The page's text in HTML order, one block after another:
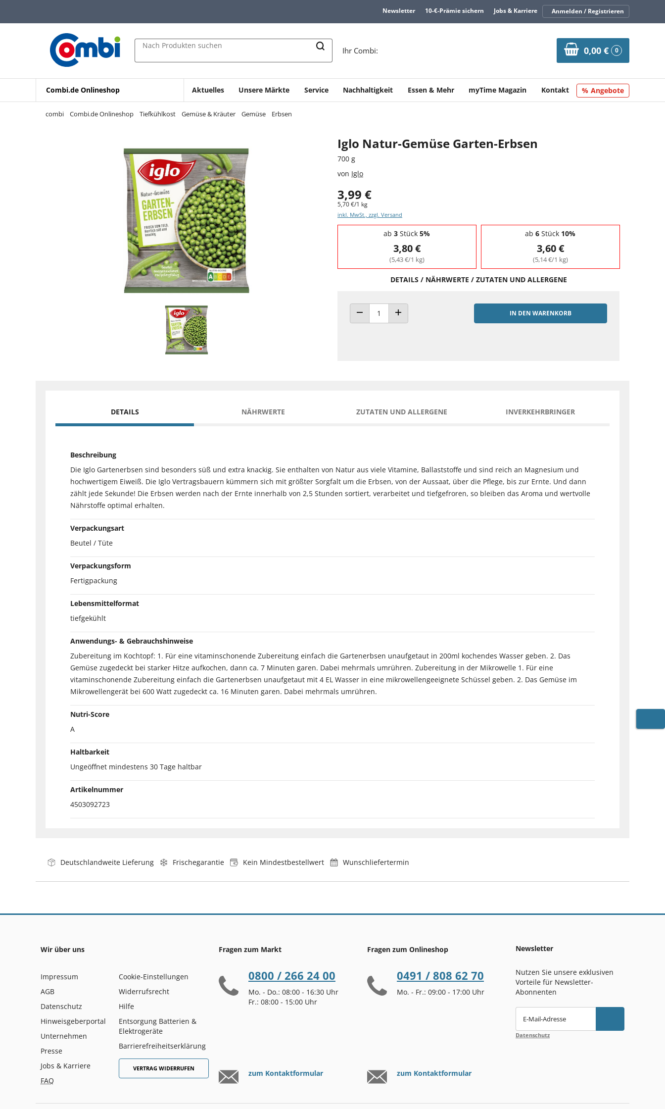
Zur Navigation springen
Zur Suche springen
Newsletter 10-€-Prämie sichern Jobs & Karriere Anmelden / Registrieren
Nach Produkten suchen
Ihr Combi: 0,00 € 0
Combi.de Onlineshop Aktuelles Unsere Märkte Service Nachhaltigkeit Essen & Mehr myTime Magazin Kontakt Angebote
combi Combi.de Onlineshop Tiefkühlkost Gemüse & Kräuter Gemüse Erbsen
Iglo Natur-Gemüse Garten-Erbsen
700 g
von Iglo
3,99 €
5,70 €/1 kg
inkl. MwSt., zzgl. Versand
Staffelpreise - Mengenrabatt
ab 3 Stück 5%
3,80 €
(5,43 €/1 kg)
ab 6 Stück 10%
3,60 €
(5,14 €/1 kg)
DETAILS / NÄHRWERTE / ZUTATEN UND ALLERGENE
ANZAHL VERRINGERNANZAHL ERHÖHEN
IN DEN WARENKORB
DETAILS NÄHRWERTE ZUTATEN UND ALLERGENE INVERKEHRBRINGER
Beschreibung
Die Iglo Gartenerbsen sind besonders süß und extra knackig. Sie enthalten von Natur aus viele Vitamine, Ballaststoffe und sind reich an Magnesium und
hochwertigem Eiweiß. Die Iglo Vertragsbauern kümmern sich mit größter Sorgfalt um die Erbsen, von der Aussaat, über die Pflege, bis zur Ernte. Und dann
zählt jede Sekunde! Die Erbsen werden nach der Ernte innerhalb von 2,5 Stunden sortiert, verarbeitet und tiefgefroren, so bleiben das Aroma und wertvolle
Nährstoffe optimal erhalten.
Verpackungsart
Beutel / Tüte
Verpackungsform
Fertigpackung
Lebensmittelformat
tiefgekühlt
Anwendungs- & Gebrauchshinweise
Zubereitung im Kochtopf: 1. Für eine vitaminschonende Zubereitung einfach die Gartenerbsen unaufgetaut in 200ml kochendes Wasser geben. 2. Das
Gemüse zugedeckt bei starker Hitze aufkochen, dann ca. 7 Minuten garen. Dabei mehrmals umrühren. Zubereitung in der Mikrowelle 1. Für eine
vitaminschonende Zubereitung einfach die Gartenerbsen unaufgetaut mit 4 EL Wasser in eine mikrowellengeeignete Schüssel geben. 2. Das Gemüse im
Mikrowellengerät bei 600 Watt zugedeckt ca. 16 Minuten garen. Dabei mehrmals umrühren.
Nutri-Score
A
Haltbarkeit
Ungeöffnet mindestens 30 Tage haltbar
Artikelnummer
4503092723
Deutschlandweite Lieferung Frischegarantie Kein Mindestbestellwert Wunschliefertermin
Wir über uns
Impressum
AGB
Datenschutz
Hinweisgeberportal
Unternehmen
Presse
Jobs & Karriere
FAQ
Cookie-Einstellungen
Widerrufsrecht
Hilfe
Entsorgung Batterien &
Elektrogeräte
Barrierefreiheitserklärung
VERTRAG WIDERRUFEN
Fragen zum Markt
0800 / 266 24 00
Mo. - Do.: 08:00 - 16:30 Uhr
Fr.: 08:00 - 15:00 Uhr
zum Kontaktformular
Fragen zum Onlineshop
0491 / 808 62 70
Mo. - Fr.: 09:00 - 17:00 Uhr
zum Kontaktformular
Newsletter
Nutzen Sie unsere exklusiven
Vorteile für Newsletter-
Abonnenten
E-Mail-Adresse
Datenschutz